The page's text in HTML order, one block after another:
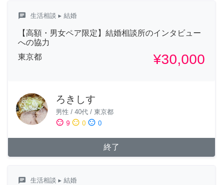
chat 生活相談 ▸ 結婚
【高額・男女ペア限定】結婚相談所のインタビュー
への協力
東京都
¥30,000
ろきしす
男性 / 40代 / 東京都
sentiment_satisfied 9 sentiment_neutral 0 sentiment_dissatisfied 0
終了
chat 生活相談 ▸ 結婚